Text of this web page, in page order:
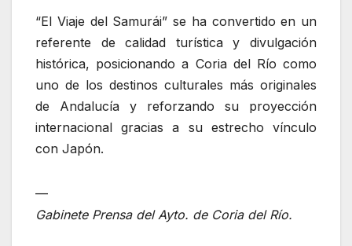
“El Viaje del Samurái” se ha convertido en un
referente de calidad turística y divulgación
histórica, posicionando a Coria del Río como
uno de los destinos culturales más originales
de Andalucía y reforzando su proyección
internacional gracias a su estrecho vínculo
con Japón.
—
Gabinete Prensa del Ayto. de Coria del Río.